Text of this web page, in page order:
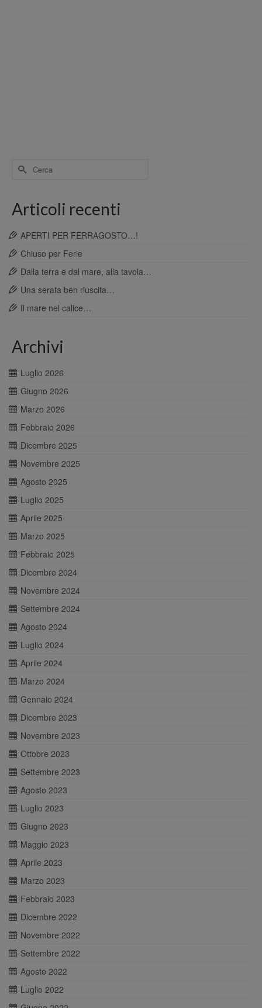
Cerca
per:
Articoli recenti
APERTI PER FERRAGOSTO…!
Chiuso per Ferie
Dalla terra e dal mare, alla tavola…
Una serata ben riuscita…
Il mare nel calice…
Archivi
Luglio 2026
Giugno 2026
Marzo 2026
Febbraio 2026
Dicembre 2025
Novembre 2025
Agosto 2025
Luglio 2025
Aprile 2025
Marzo 2025
Febbraio 2025
Dicembre 2024
Novembre 2024
Settembre 2024
Agosto 2024
Luglio 2024
Aprile 2024
Marzo 2024
Gennaio 2024
Dicembre 2023
Novembre 2023
Ottobre 2023
Settembre 2023
Agosto 2023
Luglio 2023
Giugno 2023
Maggio 2023
Aprile 2023
Marzo 2023
Febbraio 2023
Dicembre 2022
Novembre 2022
Settembre 2022
Agosto 2022
Luglio 2022